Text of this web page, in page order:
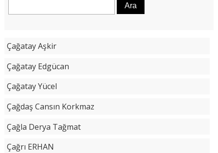
Çağatay Aşkir
Çağatay Edgücan
Çağatay Yücel
Çağdaş Cansın Korkmaz
Çağla Derya Tağmat
Çağrı ERHAN